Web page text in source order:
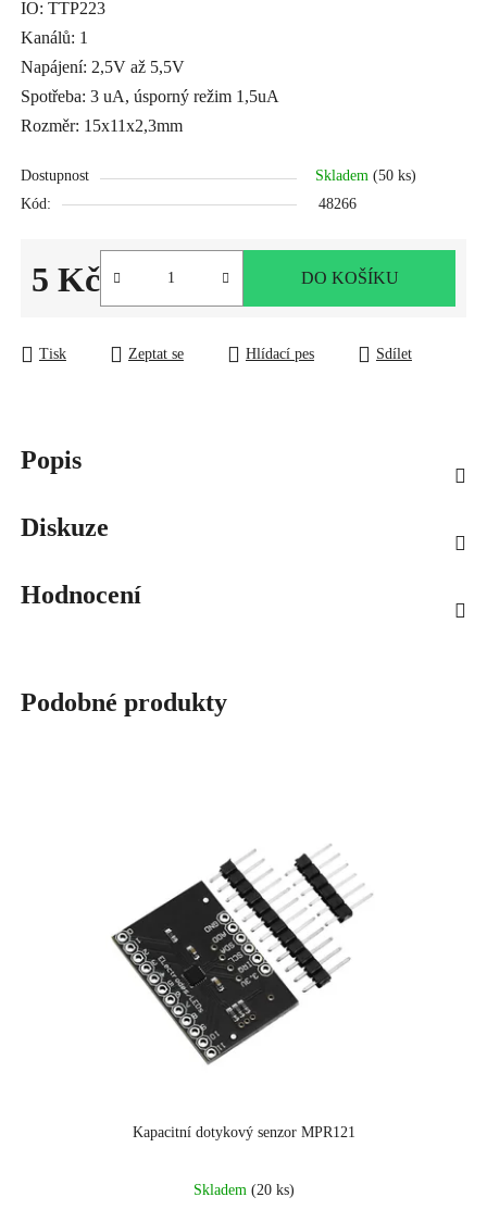
IO: TTP223
Kanálů: 1
Napájení: 2,5V až 5,5V
Spotřeba: 3 uA, úsporný režim 1,5uA
Rozměr: 15x11x2,3mm
Dostupnost Skladem (50 ks)
Kód:
48266
5 Kč
Měrná cena:
DO KOŠÍKU
Tisk Zeptat se Hlídací pes Sdílet
Popis
Diskuze
Hodnocení
Podobné produkty
Kapacitní dotykový senzor MPR121
Skladem (20 ks)